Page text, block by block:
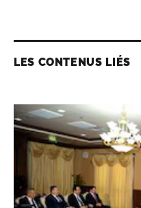
LES CONTENUS LIÉS